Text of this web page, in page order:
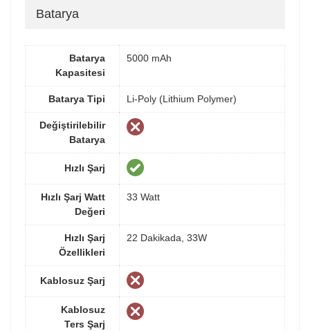
Batarya
Batarya
Kapasitesi
5000 mAh
Batarya Tipi Li-Poly (Lithium Polymer)
Değiştirilebilir
Batarya
Hızlı Şarj
Hızlı Şarj Watt
Değeri
33 Watt
Hızlı Şarj
Özellikleri
22 Dakikada, 33W
Kablosuz Şarj
Kablosuz
Ters Şarj